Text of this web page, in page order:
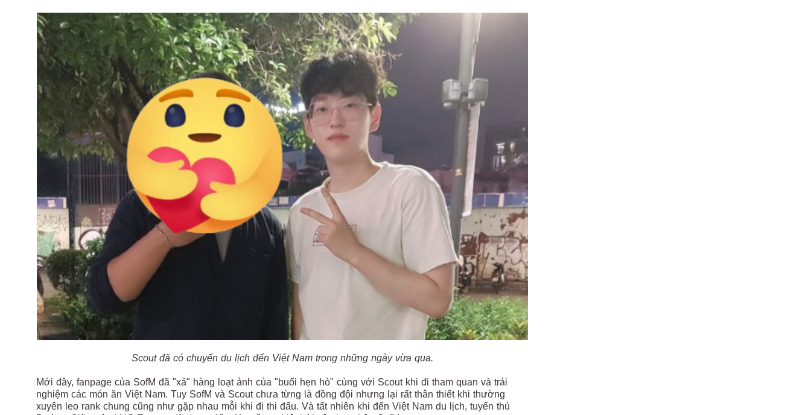
Scout đã có chuyến du lịch đến Việt Nam trong những ngày vừa qua.
Mới đây, fanpage của SofM đã "xả" hàng loạt ảnh của "buổi hẹn hò" cùng với Scout khi đi tham quan và trải
nghiệm các món ăn Việt Nam. Tuy SofM và Scout chưa từng là đồng đội nhưng lại rất thân thiết khi thường
xuyên leo rank chung cũng như gặp nhau mỗi khi đi thi đấu. Và tất nhiên khi đến Việt Nam du lịch, tuyển thủ